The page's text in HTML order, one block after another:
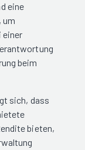
eine
um
einer
beim
sich, dass
bieten,